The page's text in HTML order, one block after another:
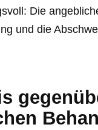
Die
und die